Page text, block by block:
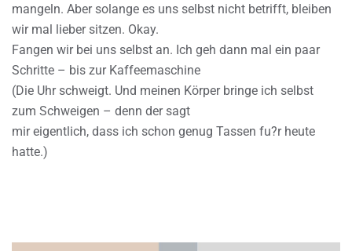
mangeln. Aber solange es uns selbst nicht betrifft, bleiben
wir mal lieber sitzen. Okay.
Fangen wir bei uns selbst an. Ich geh dann mal ein paar
Schritte – bis zur Kaffeemaschine
(Die Uhr schweigt. Und meinen Körper bringe ich selbst
zum Schweigen – denn der sagt
mir eigentlich, dass ich schon genug Tassen fu?r heute
hatte.)